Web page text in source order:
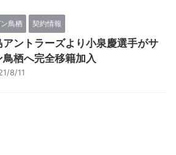
鳥栖 契約情報
アントラーズより小泉慶選手がサ
鳥栖へ完全移籍加入
8/11